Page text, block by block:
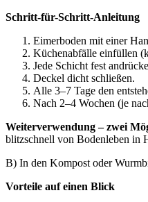
Schritt-für-Schritt-Anleitung
Eimerboden mit einer
Küchenabfälle einfüllen
Jede Schicht fest
Deckel dicht schließen.
Alle 3–7 Tage den
Nach 2–4 Wochen (je
Weiterverwendung – zwei
blitzschnell von Bodenleben in
B) In den Kompost oder
Vorteile auf einen Blick